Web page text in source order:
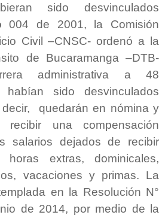
sido desvinculados
004 de 2001, la Comisión
Civil –CNSC- ordenó a la
de Bucaramanga –DTB-
administrativa a 48
habían sido desvinculados
quedarán en nómina y
recibir una compensación
salarios dejados de recibir
horas extras, dominicales,
vacaciones y primas. La
en la Resolución N°
de 2014, por medio de la